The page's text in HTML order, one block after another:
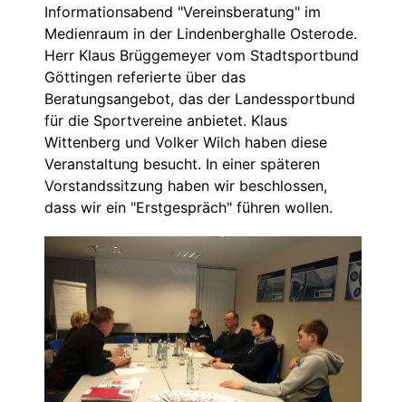
Informationsabend "Vereinsberatung" im
Medienraum in der Lindenberghalle Osterode.
Herr Klaus Brüggemeyer vom Stadtsportbund
Göttingen referierte über das
Beratungsangebot, das der Landessportbund
für die Sportvereine anbietet. Klaus
Wittenberg und Volker Wilch haben diese
Veranstaltung besucht. In einer späteren
Vorstandssitzung haben wir beschlossen,
dass wir ein "Erstgespräch" führen wollen.